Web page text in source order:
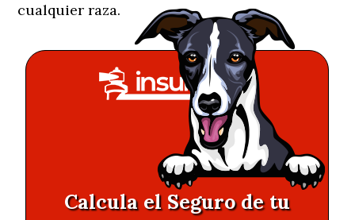
cualquier raza.
Calcula el Seguro de tu